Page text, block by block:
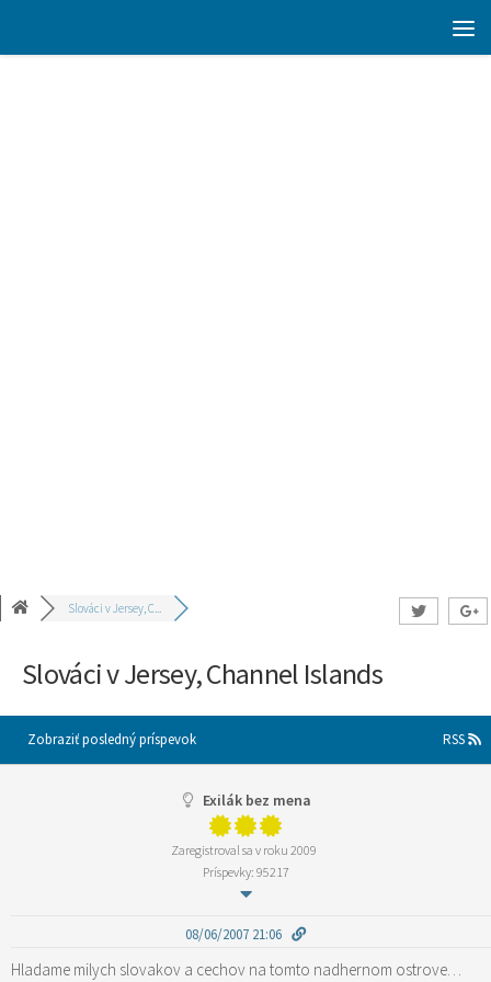
Slováci v Jersey, C...
Slováci v Jersey, Channel Islands
Zobraziť posledný príspevok RSS
Exilák bez mena
Zaregistroval sa v roku 2009
Príspevky: 95217
08/06/2007 21:06
Hladame milych slovakov a cechov na tomto nadhernom ostrove…